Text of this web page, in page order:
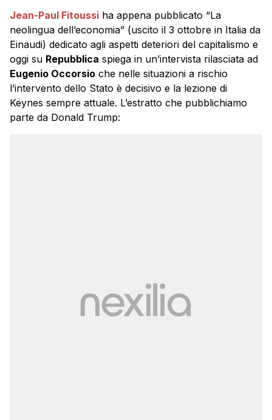
Jean-Paul Fitoussi ha appena pubblicato “La
neolingua dell’economia” (uscito il 3 ottobre in Italia da
Einaudi) dedicato agli aspetti deteriori del capitalismo e
oggi su Repubblica spiega in un’intervista rilasciata ad
Eugenio Occorsio che nelle situazioni a rischio
l’intervento dello Stato è decisivo e la lezione di
Keynes sempre attuale. L’estratto che pubblichiamo
parte da Donald Trump: